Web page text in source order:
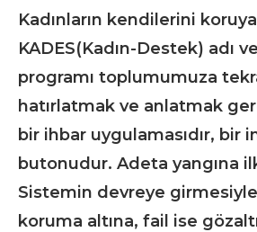
Kadınların kendilerini
KADES(Kadın-Destek) adı
programı toplumumuza
hatırlatmak ve anlatmak
bir ihbar uygulamasıdır, bir
butonudur. Adeta yangına
Sistemin devreye
koruma altına, fail ise